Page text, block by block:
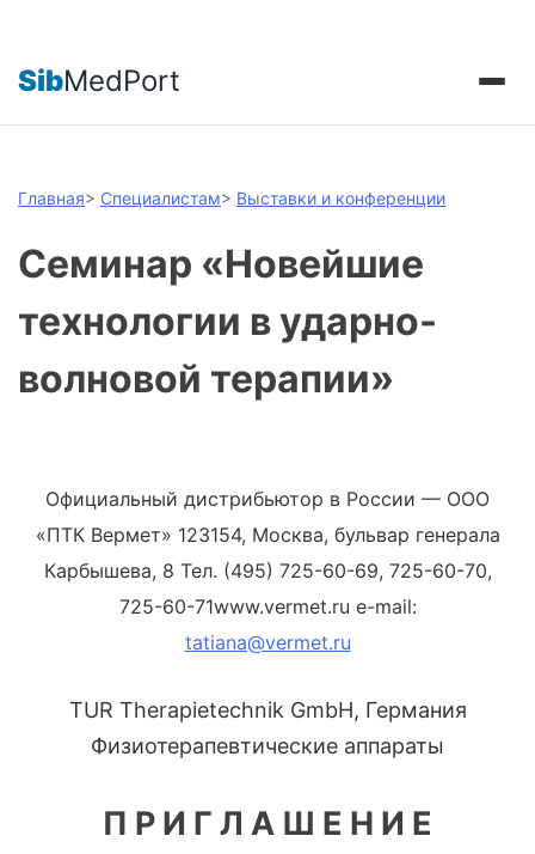
SibMedPort
Главная> Специалистам> Выставки и конференции
Семинар «Новейшие
технологии в ударно-
волновой терапии»
Официальный дистрибьютор в России — ООО
«ПТК Вермет» 123154, Москва, бульвар генерала
Карбышева, 8 Тел. (495) 725-60-69, 725-60-70,
725-60-71www.vermet.ru e-mail:
tatiana@vermet.ru
TUR Therapietеchnik GmbH, Германия
Физиотерапевтические аппараты
П Р И Г Л А Ш Е Н И Е